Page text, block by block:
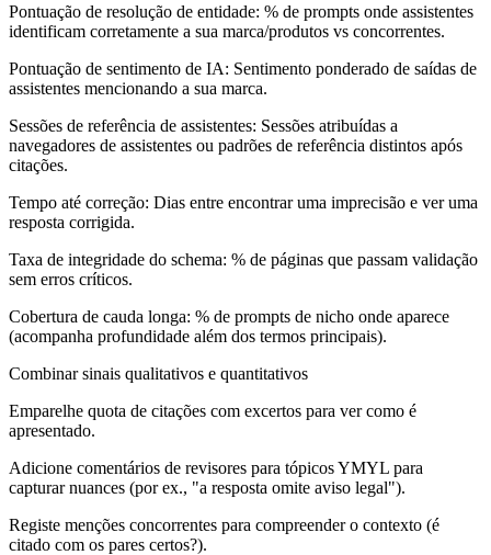
Pontuação de resolução de entidade: % de prompts onde assistentes
identificam corretamente a sua marca/produtos vs concorrentes.
Pontuação de sentimento de IA: Sentimento ponderado de saídas de
assistentes mencionando a sua marca.
Sessões de referência de assistentes: Sessões atribuídas a
navegadores de assistentes ou padrões de referência distintos após
citações.
Tempo até correção: Dias entre encontrar uma imprecisão e ver uma
resposta corrigida.
Taxa de integridade do schema: % de páginas que passam validação
sem erros críticos.
Cobertura de cauda longa: % de prompts de nicho onde aparece
(acompanha profundidade além dos termos principais).
Combinar sinais qualitativos e quantitativos
Emparelhe quota de citações com excertos para ver como é
apresentado.
Adicione comentários de revisores para tópicos YMYL para
capturar nuances (por ex., "a resposta omite aviso legal").
Registe menções concorrentes para compreender o contexto (é
citado com os pares certos?).